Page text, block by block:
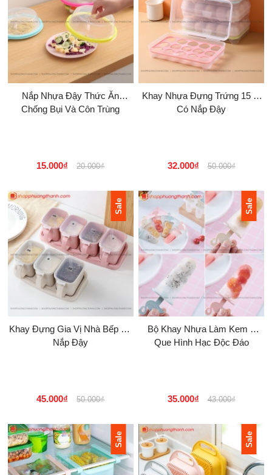
Nắp Nhựa Đậy Thức Ăn
Chống Bụi Và Côn Trùng
15.000₫ 20.000₫
Khay Nhựa Đựng Trứng 15 Ô
Có Nắp Đậy
32.000₫ 50.000₫
Sale
Khay Đựng Gia Vị Nhà Bếp Có
Nắp Đậy
45.000₫ 50.000₫
Sale
Bộ Khay Nhựa Làm Kem 6
Que Hình Hạc Độc Đáo
35.000₫ 43.000₫
Sale Sale